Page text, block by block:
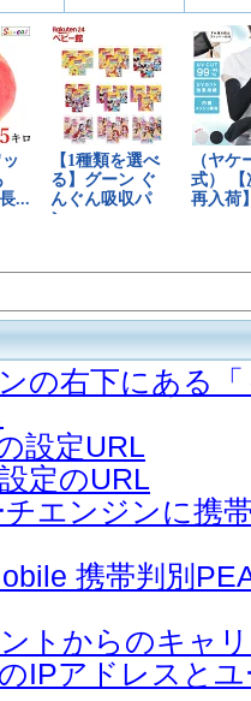
の右下にある
設定URL
定のURL
エンジンに携
携帯判別
トからのキャ
IPアドレスと